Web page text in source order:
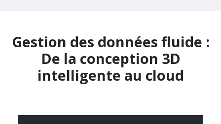
Gestion des données fluide :
De la conception 3D
intelligente au cloud